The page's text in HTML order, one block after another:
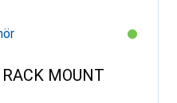
MOUNT